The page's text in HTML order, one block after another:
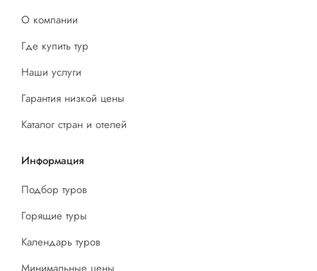
О компании
Где купить тур
Наши услуги
Гарантия низкой цены
Каталог стран и отелей
Информация
Подбор туров
Горящие туры
Календарь туров